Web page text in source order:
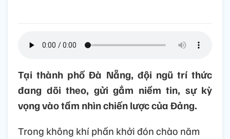
Tại thành phố Đà Nẵng, đội ngũ trí thức
đang dõi theo, gửi gắm niềm tin, sự kỳ
vọng vào tầm nhìn chiến lược của Đảng.
Trong không khí phấn khởi đón chào năm